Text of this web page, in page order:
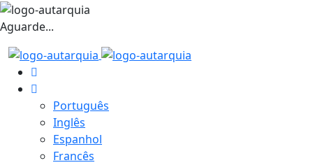
Aguarde...
Português
Inglês
Espanhol
Francês